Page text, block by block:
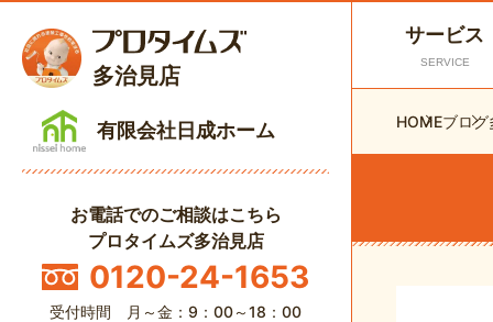
多治見店
有限会社日成ホーム
お電話でのご相談はこちら
プロタイムズ多治見店
0120-24-1653
受付時間 月～金：9：00～18：00
サービス
SERVICE
HOMEブログ